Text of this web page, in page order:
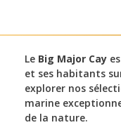
Le Big Major Cay
et ses habitants
explorer nos
marine
de la nature.